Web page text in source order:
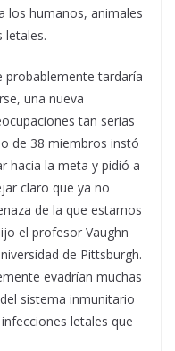
los humanos, animales
letales.
probablemente tardaría
una nueva
tan serias
de 38 miembros instó
hacia la meta y pidió a
claro que ya no
de la que estamos
el profesor Vaughn
de Pittsburgh.
evadrían muchas
sistema inmunitario
letales que